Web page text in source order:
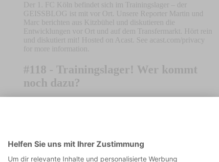
Der 1. FC Köln befindet sich im Trainingslager – der
GEISSBLOG ist mit vor Ort. Unsere Reporter Martin und
Marc berichten aus Kitzbühel und diskutieren die
Entwicklungen vor Ort und auf dem Transfermarkt. Hört rein
und diskutiert mit! Hosted on Acast. See acast.com/privacy
for more information.
#118 - Trainingslager! Wer kommt
noch dazu?